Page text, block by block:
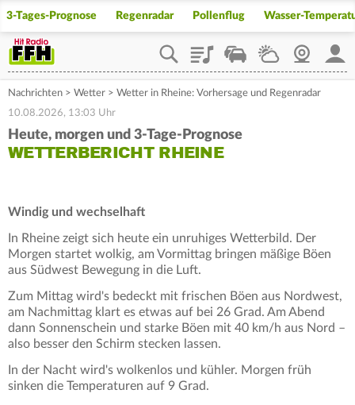
3-Tages-Prognose Regenradar Pollenflug Wasser-
PlaylistStaupilotWetterWebcam
Nachrichten > Wetter > Wetter in Rheine: Vorhersage und Regenradar
10.08.2026, 13:03 Uhr
Heute, morgen und 3-Tage-Prognose
WETTERBERICHT RHEINE
Windig und wechselhaft
In Rheine zeigt sich heute ein unruhiges Wetterbild. Der
Morgen startet wolkig, am Vormittag bringen mäßige Böen
aus Südwest Bewegung in die Luft.
Zum Mittag wird's bedeckt mit frischen Böen aus Nordwest,
am Nachmittag klart es etwas auf bei 26 Grad. Am Abend
dann Sonnenschein und starke Böen mit 40 km/h aus Nord –
also besser den Schirm stecken lassen.
In der Nacht wird's wolkenlos und kühler. Morgen früh
sinken die Temperaturen auf 9 Grad.